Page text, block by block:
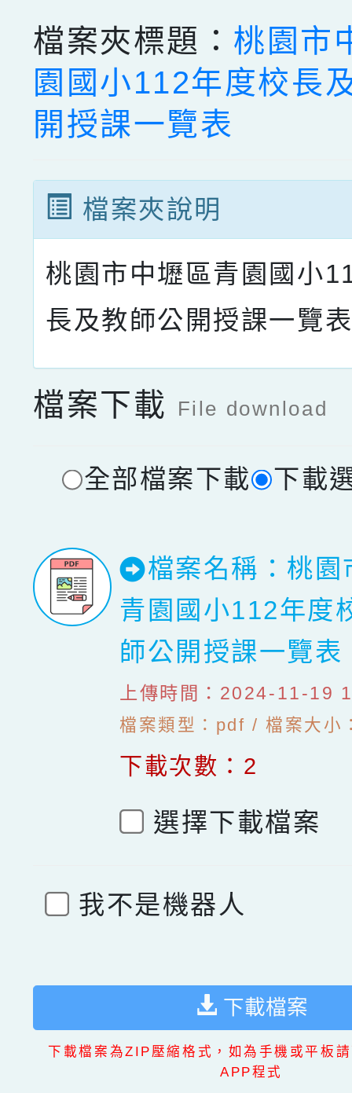
檔案夾標題： 桃園市
園國小112年度校長
開授課一覽表
檔案夾說明
桃園市中壢區青園國小
長及教師公開授課一覽
檔案下載 File download
全部檔案下載 下載
檔案名稱：桃園
青園國小112年度
師公開授課一覽表
上傳時間：2024-11-19
檔案類型：pdf / 檔案大小
下載次數：2
選擇下載檔案
我不是機器人
下載檔案
下載檔案為ZIP壓縮格式，如為手機或平板
APP程式